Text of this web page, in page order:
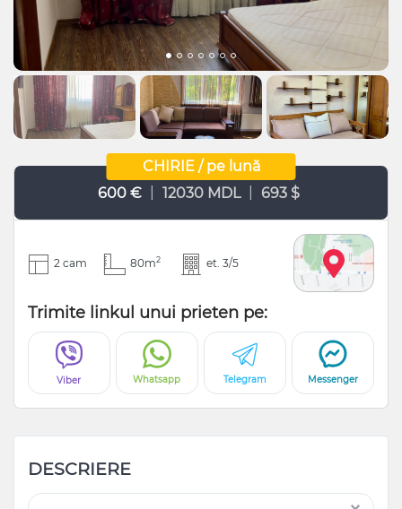
CHIRIE / pe lună
600 €
12030 MDL 693 $
2 cam 80m2 et. 3/5
Trimite linkul unui prieten pe:
Viber Whatsapp Telegram Messenger
DESCRIERE